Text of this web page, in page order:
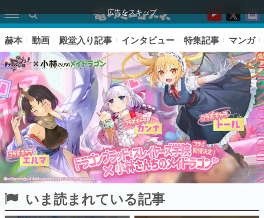
広告をスキップ
ピックアップ
赫本 動画 殿堂入り記事 インタビュー 特集記事 マンガ
いま読まれている記事